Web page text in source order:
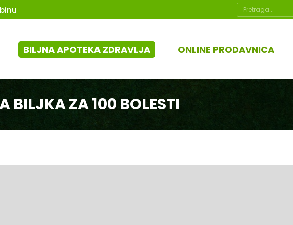
Search:
BILJNA APOTEKA ZDRAVLJA ONLINE PRODAVNICA
BILJKA ZA 100 BOLESTI